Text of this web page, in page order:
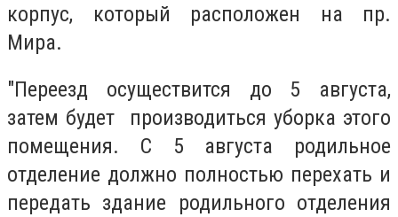
корпус, который расположен на пр.
Мира.
"Переезд осуществится до 5 августа,
затем будет производиться уборка этого
помещения. С 5 августа родильное
отделение должно полностью перехать и
передать здание родильного отделения